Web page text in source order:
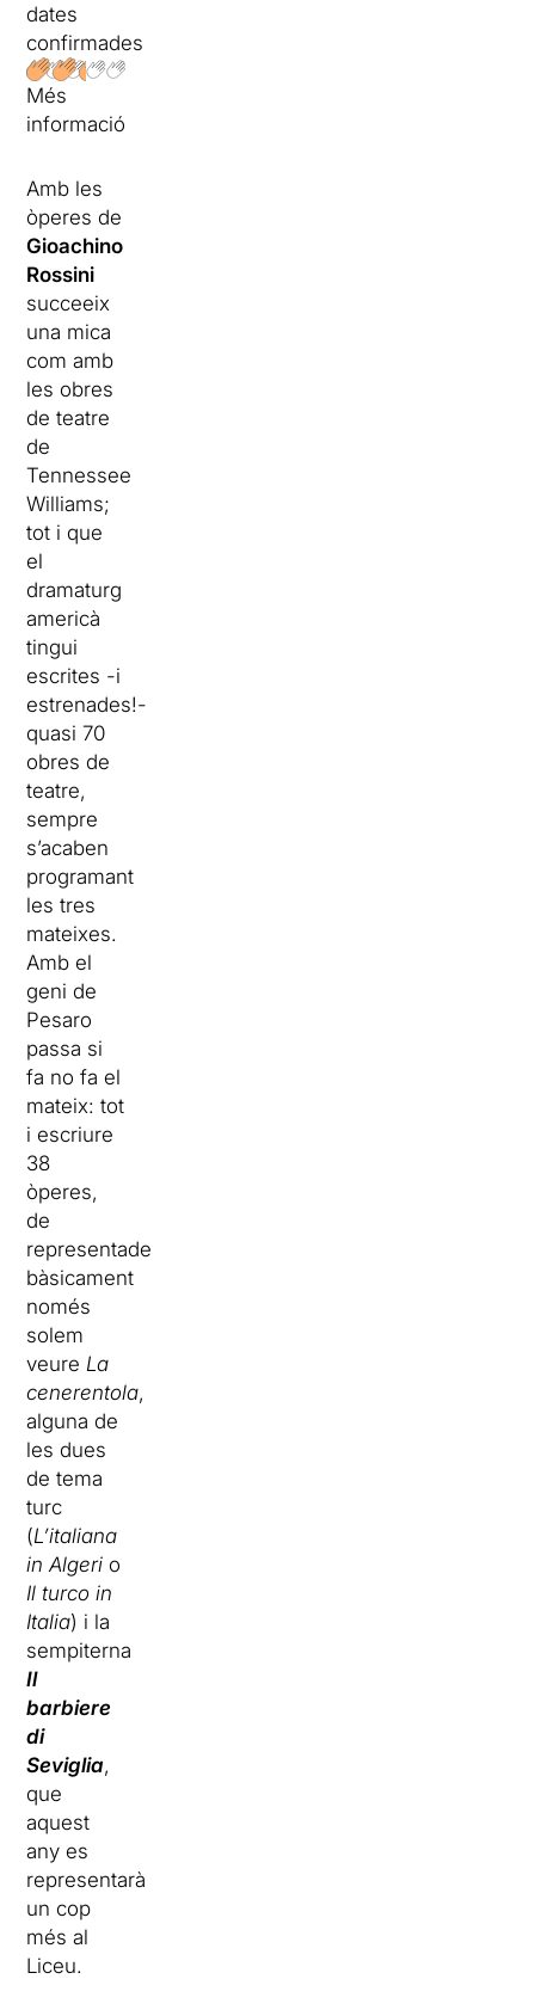
dates
confirmades
Més
informació
Amb les
òperes de
Gioachino
Rossini
succeeix
una mica
com amb
les obres
de teatre
de
Tennessee
Williams;
tot i que
el
dramaturg
americà
tingui
escrites -i
estrenades!-
quasi 70
obres de
teatre,
sempre
s’acaben
programant
les tres
mateixes.
Amb el
geni de
Pesaro
passa si
fa no fa el
mateix: tot
i escriure
38
òperes,
de
representades
bàsicament
només
solem
veureLa
cenerentola,
alguna de
les dues
de tema
turc
(L’italiana
in Algeri o
Il turco in
Italia) i la
sempiterna
Il
barbiere
di
Seviglia,
que
aquest
any es
representarà
un cop
més al
Liceu.